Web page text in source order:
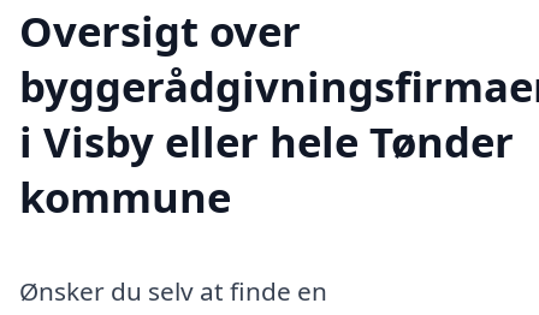
Oversigt over
i Visby eller hele Tønder
kommune
Ønsker du selv at finde en